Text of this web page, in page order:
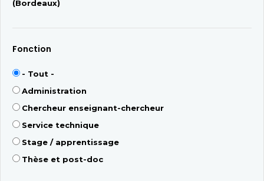
(Bordeaux)
Fonction
- Tout -
Administration
Chercheur enseignant-chercheur
Service technique
Stage / apprentissage
Thèse et post-doc